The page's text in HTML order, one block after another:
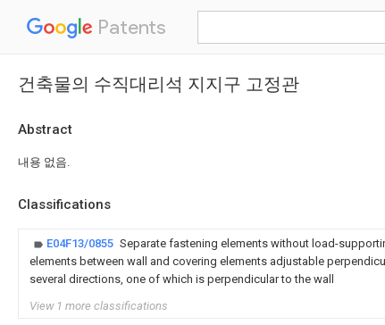
Patents
건축물의 수직대리석 지지구 고정관
Abstract
내용 없음.
Classifications
E04F13/0855 Separate fastening elements without load-
elements between wall and covering elements adjustable
several directions, one of which is perpendicular to the wall
View 1 more classifications